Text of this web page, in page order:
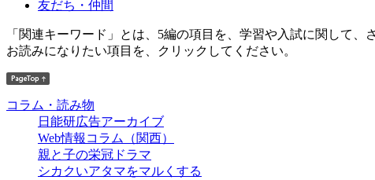
友だち・仲間
「関連キーワード」とは、5編の項目を、学習や入試に関して、
お読みになりたい項目を、クリックしてください。
コラム・読み物
日能研広告アーカイブ
Web情報コラム（関西）
親と子の栄冠ドラマ
シカクいアタマをマルくする